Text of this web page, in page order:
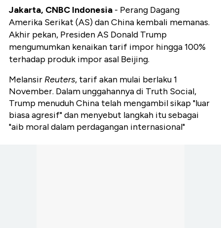
Jakarta, CNBC Indonesia - Perang Dagang
Amerika Serikat (AS) dan China kembali memanas.
Akhir pekan, Presiden AS Donald Trump
mengumumkan kenaikan tarif impor hingga 100%
terhadap produk impor asal Beijing.
Melansir Reuters, tarif akan mulai berlaku 1
November. Dalam unggahannya di Truth Social,
Trump menuduh China telah mengambil sikap "luar
biasa agresif" dan menyebut langkah itu sebagai
"aib moral dalam perdagangan internasional"